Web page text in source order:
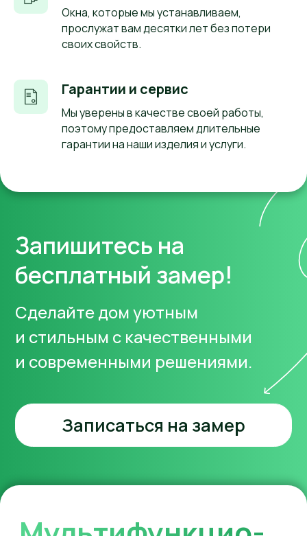
Окна, которые мы устанавливаем,
прослужат вам десятки лет без потери
своих свойств.
Гарантии и сервис
Мы уверены в качестве своей работы,
поэтому предоставляем длительные
гарантии на наши изделия и услуги.
Еще больше